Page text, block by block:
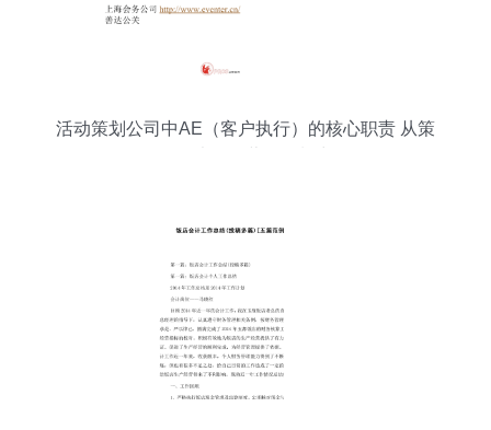
活动策划公司中AE（客户执行）的核心职责 从策